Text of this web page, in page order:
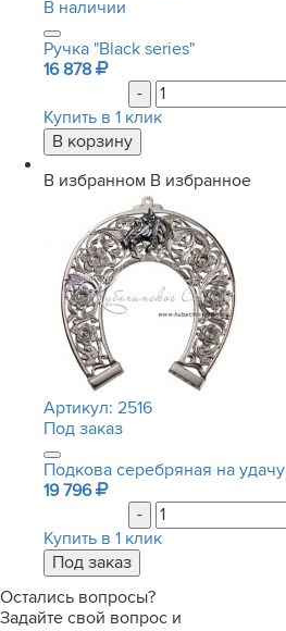
В наличии
Ручка "Black series"
16 878
-
Купить в 1 клик
В избранном В избранное
Артикул: 2516
Под заказ
Подкова серебряная на удачу
19 796
-
Купить в 1 клик
Остались вопросы?
Задайте свой вопрос и